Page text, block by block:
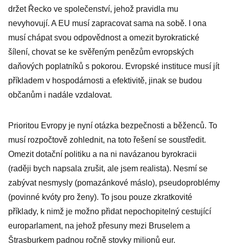
držet Řecko ve společenství, jehož pravidla mu
nevyhovují. A EU musí zapracovat sama na sobě. I ona
musí chápat svou odpovědnost a omezit byrokratické
šílení, chovat se ke svěřeným penězům evropských
daňových poplatníků s pokorou. Evropské instituce musí jít
příkladem v hospodárnosti a efektivitě, jinak se budou
občanům i nadále vzdalovat.
Prioritou Evropy je nyní otázka bezpečnosti a běženců. To
musí rozpočtově zohlednit, na toto řešení se soustředit.
Omezit dotační politiku a na ni navázanou byrokracii
(raději bych napsala zrušit, ale jsem realista). Nesmí se
zabývat nesmysly (pomazánkové máslo), pseudoproblémy
(povinné kvóty pro ženy). To jsou pouze zkratkovité
příklady, k nimž je možno přidat nepochopitelný cestující
europarlament, na jehož přesuny mezi Bruselem a
Štrasburkem padnou ročně stovky milionů eur.